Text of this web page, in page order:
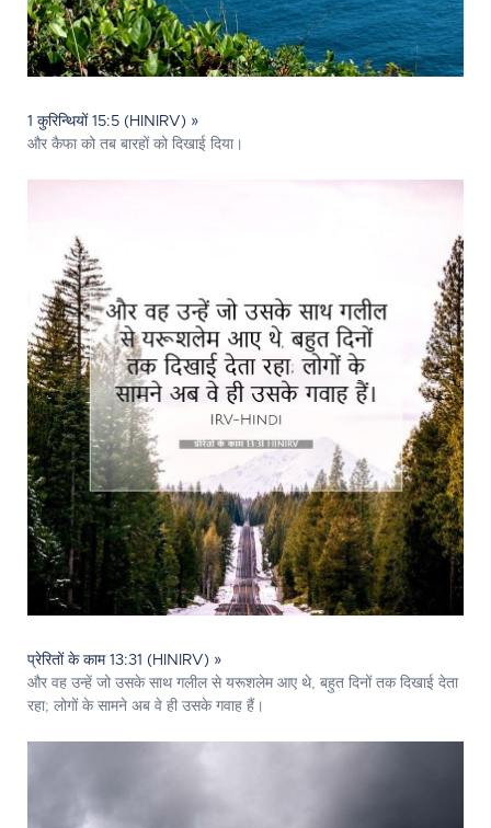
1 कुरिन्थियों 15:5 (HINIRV) »
और कैफा को तब बारहों को दिखाई दिया।
प्रेरितों के काम 13:31 (HINIRV) »
और वह उन्हें जो उसके साथ गलील से यरूशलेम आए थे, बहुत दिनों तक दिखाई देता
रहा; लोगों के सामने अब वे ही उसके गवाह हैं।